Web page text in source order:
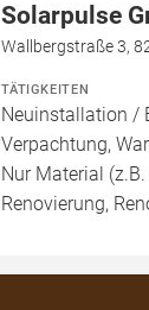
Solarpulse
Wallbergstraße 3,
TÄTIGKEITEN
Neuinstallation /
Verpachtung,
Nur Material
Renovierung,